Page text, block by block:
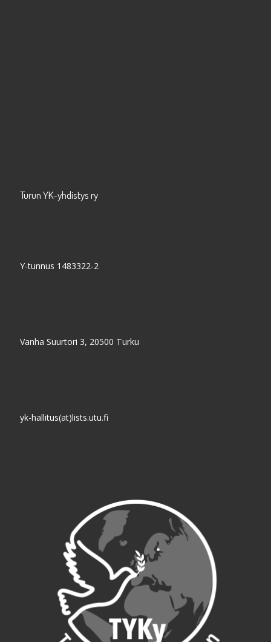
Turun YK-yhdistys ry
Y-tunnus 1483322-2
Vanha Suurtori 3, 20500 Turku
yk-hallitus(at)lists.utu.fi